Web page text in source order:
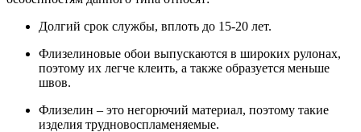
Долгий срок службы, вплоть до 15-20 лет.
Флизелиновые обои выпускаются в широких рулонах,
поэтому их легче клеить, а также образуется меньше
швов.
Флизелин – это негорючий материал, поэтому такие
изделия трудновоспламеняемые.